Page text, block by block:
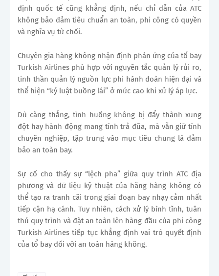
định quốc tế cũng khẳng định, nếu chỉ dẫn của ATC
không bảo đảm tiêu chuẩn an toàn, phi công có quyền
và nghĩa vụ từ chối.
Chuyên gia hàng không nhận định phản ứng của tổ bay
Turkish Airlines phù hợp với nguyên tắc quản lý rủi ro,
tinh thần quản lý nguồn lực phi hành đoàn hiện đại và
thể hiện “kỷ luật buồng lái” ở mức cao khi xử lý áp lực.
Dù căng thẳng, tình huống không bị đẩy thành xung
đột hay hành động mang tính trả đũa, mà vẫn giữ tính
chuyên nghiệp, tập trung vào mục tiêu chung là đảm
bảo an toàn bay.
Sự cố cho thấy sự “lệch pha” giữa quy trình ATC địa
phương và dữ liệu kỹ thuật của hãng hàng không có
thể tạo ra tranh cãi trong giai đoạn bay nhạy cảm nhất
tiếp cận hạ cánh. Tuy nhiên, cách xử lý bình tĩnh, tuân
thủ quy trình và đặt an toàn lên hàng đầu của phi công
Turkish Airlines tiếp tục khẳng định vai trò quyết định
của tổ bay đối với an toàn hàng không.